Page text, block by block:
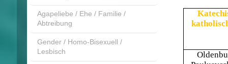
Agapeliebe / Ehe / Familie /
Abtreibung
Gender / Homo-Bisexuell /
Lesbisch